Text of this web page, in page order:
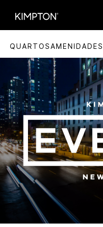
QUARTOSAMENIDADES